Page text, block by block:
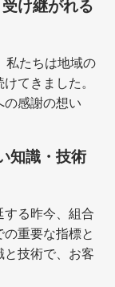
け継がれる
私たちは地域の
てきました。
の感謝の想い
知識・技術
する昨今、組合
重要な指標と
と技術で、お客